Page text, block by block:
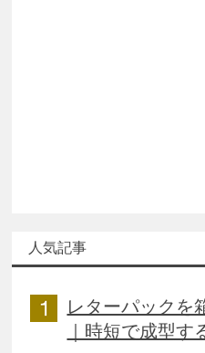
人気記事
レターパックを
｜時短で成型